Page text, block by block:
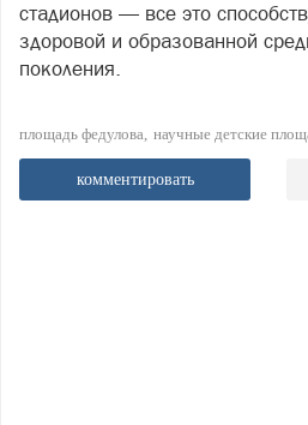
стадионов — все это
здоровой и образованной
поколения.
площадь федулова научные детские
комментировать